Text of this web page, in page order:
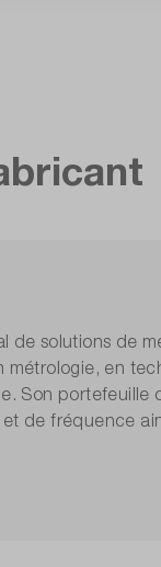
de solutions de
en
Son
de fréquence